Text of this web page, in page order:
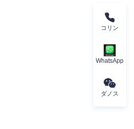
コリン
WhatsApp
ダノス